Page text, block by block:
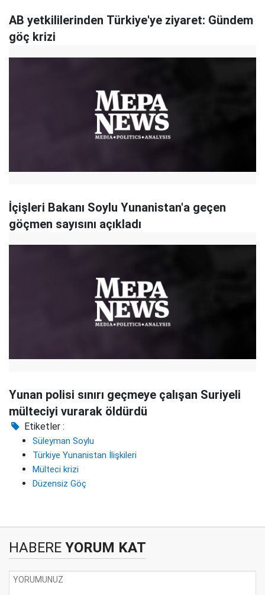
AB yetkililerinden Türkiye'ye ziyaret: Gündem
göç krizi
İçişleri Bakanı Soylu Yunanistan'a geçen
göçmen sayısını açıkladı
Yunan polisi sınırı geçmeye çalışan Suriyeli
mülteciyi vurarak öldürdü
Etiketler :
Süleyman Soylu
Türkiye Yunanistan İlişkileri
Mülteci krizi
Düzensiz Göç
HABERE YORUM KAT